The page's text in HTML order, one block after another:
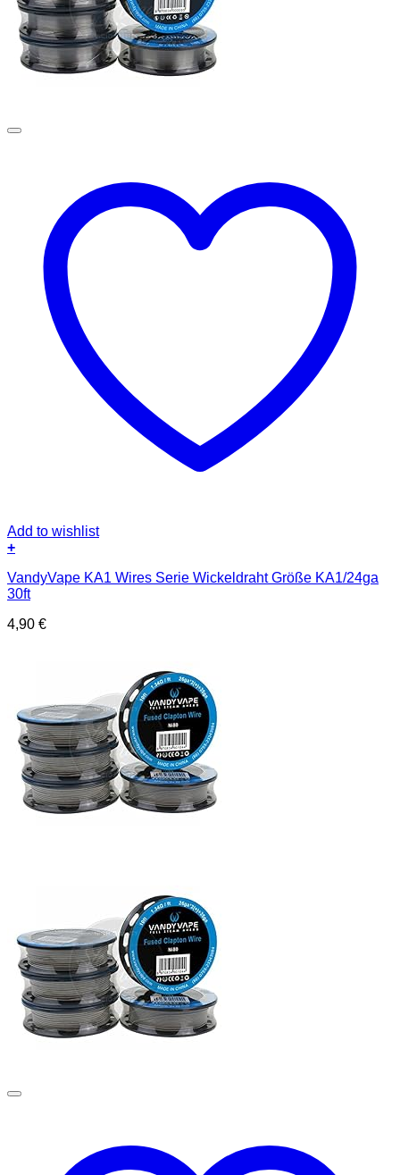
Add to wishlist
+
VandyVape KA1 Wires Serie Wickeldraht Größe KA1/24ga
30ft
4,90 €